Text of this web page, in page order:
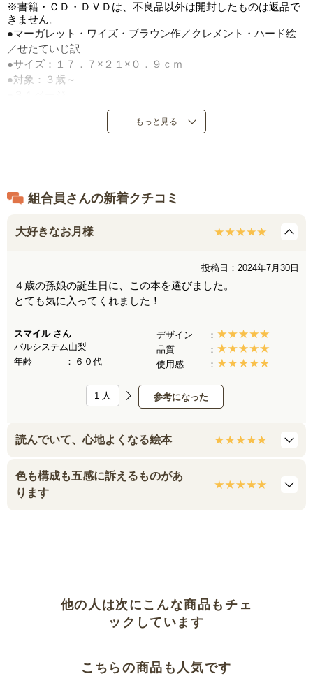
※書籍・ＣＤ・ＤＶＤは、不良品以外は開封したものは返品で
きません。
●マーガレット・ワイズ・ブラウン作／クレメント・ハード絵
／せたていじ訳
●サイズ：１７．７×２１×０．９ｃｍ
●対象：３歳～
●定価：１，３２０円（税込）もっと見る
組合員さんの新着クチコミ
大好きなお月様
投稿日：2024年7月30日
４歳の孫娘の誕生日に、この本を選びました。
とても気に入ってくれました！
スマイルさん
パルシステム山梨
年齢
６０代
デザイン
品質
使用感
参考になった
1 人
読んでいて、心地よくなる絵本
色も構成も五感に訴えるものがあ
ります
他の人は次にこんな商品もチェ
ックしています
こちらの商品も人気です